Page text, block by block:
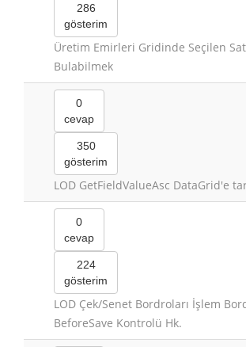
286
gösterim
Üretim Emirleri Gridinde Seçilen
Bulabilmek
0
cevap
350
gösterim
LOD GetFieldValueAsc DataGrid'e
0
cevap
224
gösterim
LOD Çek/Senet Bordroları İşlem
BeforeSave Kontrolü Hk.